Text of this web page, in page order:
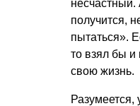
несчастный.
получится,
пытаться».
то взял бы
свою жизнь.
Разумеется,